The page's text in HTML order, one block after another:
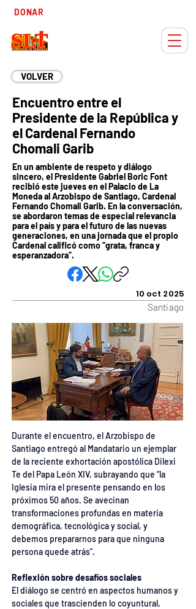
DONAR
VOLVER
Encuentro entre el
Presidente de la República y
el Cardenal Fernando
Chomali Garib
En un ambiente de respeto y diálogo
sincero, el Presidente Gabriel Boric Font
recibió este jueves en el Palacio de La
Moneda al Arzobispo de Santiago, Cardenal
Fernando Chomali Garib. En la conversación,
se abordaron temas de especial relevancia
para el país y para el futuro de las nuevas
generaciones, en una jornada que el propio
Cardenal calificó como “grata, franca y
esperanzadora”.
10 oct 2025
Santiago
Durante el encuentro, el Arzobispo de
Santiago entregó al Mandatario un ejemplar
de la reciente exhortación apostólica Dilexi
Te del Papa León XIV, subrayando que “la
Iglesia mira el presente pensando en los
próximos 50 años. Se avecinan
transformaciones profundas en materia
demográfica, tecnológica y social, y
debemos prepararnos para que ninguna
persona quede atrás”.
Reflexión sobre desafíos sociales
El diálogo se centró en aspectos humanos y
sociales que trascienden lo coyuntural,